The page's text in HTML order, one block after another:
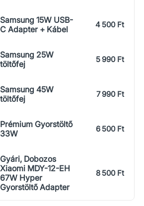
Samsung 15W USB-
C Adapter + Kábel
4 500 Ft
Samsung 25W
töltőfej
5 990 Ft
Samsung 45W
töltőfej
7 990 Ft
Prémium Gyorstöltő
33W
6 500 Ft
Gyári, Dobozos
Xiaomi MDY-12-EH
67W Hyper
Gyorstöltő Adapter
8 500 Ft